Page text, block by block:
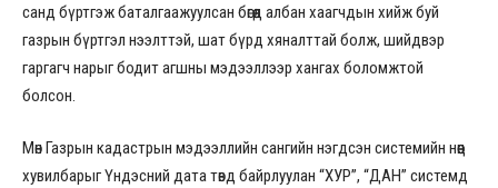
санд бүртгэж баталгаажуулсан бөгөөд албан хаагчдын хийж буй
газрын бүртгэл нээлттэй, шат бүрд хяналттай болж, шийдвэр
гаргагч нарыг бодит агшны мэдээллээр хангах боломжтой
болсон.
Мөн Газрын кадастрын мэдээллийн сангийн нэгдсэн системийн нөөц
хувилбарыг Үндэсний дата төвд байрлуулан “ХУР”, “ДАН” системд